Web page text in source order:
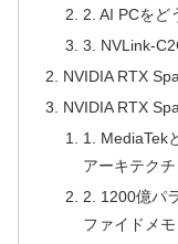
2. AI PCをど
3. NVLink-
NVIDIA RTX
NVIDIA RTX
1. MediaTek
アーキテクチ
2. 1200億パ
ファイドメモ